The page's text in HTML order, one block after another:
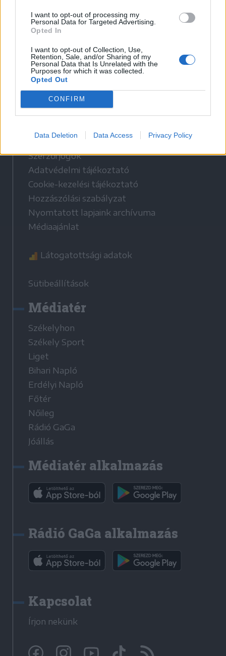
I want to opt-out of processing my
Personal Data for Targeted Advertising.
Opted In
I want to opt-out of Collection, Use,
Retention, Sale, and/or Sharing of my
Personal Data that Is Unrelated with the
Purposes for which it was collected.
Opted Out
CONFIRM
Data Deletion Data Access Privacy Policy
Hasznos
Szerzői jogok
Adatvédelmi tájékoztató
Cookie-kezelési tájékoztató
Hozzászólási szabályzat
Nyomtatott lapjaink archívuma
Médiaajánlat
Látogatottsági adatok
Sütibeállítások
Médiatér
Székelyhon
Székely Sport
Liget
Bihari Napló
Erdélyi Napló
Főtér
Nőileg
Rádió GaGa
Jóállás
Médiatér alkalmazás
Rádió GaGa alkalmazás
Kapcsolat
Írjon nekünk